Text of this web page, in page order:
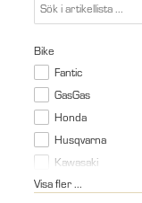
Bike
Fantic
GasGas
Honda
Husqvarna
Kawasaki
Visa fler ...